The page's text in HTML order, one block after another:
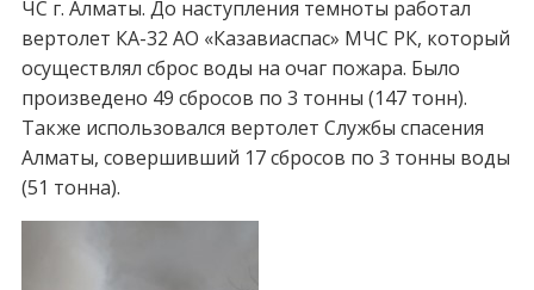
ЧС г. Алматы. До наступления темноты работал
вертолет КА-32 АО «Казавиаспас» МЧС РК, который
осуществлял сброс воды на очаг пожара. Было
произведено 49 сбросов по 3 тонны (147 тонн).
Также использовался вертолет Службы спасения
Алматы, совершивший 17 сбросов по 3 тонны воды
(51 тонна).